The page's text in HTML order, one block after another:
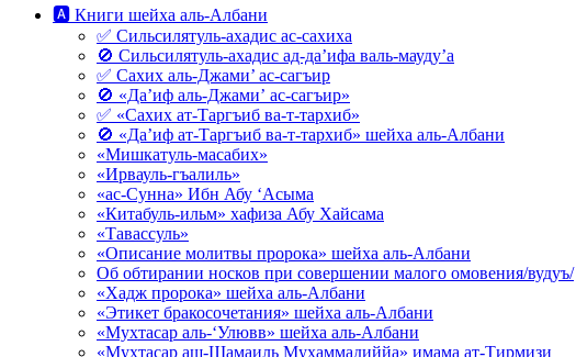
🅰 Книги шейха аль-Албани
✅ Сильсилятуль-ахадис ас-сахиха
🚫 Сильсилятуль-ахадис ад-да’ифа валь-мауду’а
✅ Сахих аль-Джами’ ас-сагъир
🚫 «Да’иф аль-Джами’ ас-сагъир»
✅ «Сахих ат-Таргъиб ва-т-тархиб»
🚫 «Да’иф ат-Таргъиб ва-т-тархиб» шейха аль-Албани
«Мишкатуль-масабих»
«Ирвауль-гъалиль»
«ас-Сунна» Ибн Абу ‘Асыма
«Китабуль-ильм» хафиза Абу Хайсама
«Тавассуль»
«Описание молитвы пророка» шейха аль-Албани
Об обтирании носков при совершении малого омовения/вудуъ/
«Хадж пророка» шейха аль-Албани
«Этикет бракосочетания» шейха аль-Албани
«Мухтасар аль-‘Улювв» шейха аль-Албани
«Мухтасар аш-Шамаиль Мухаммадиййа» имама ат-Тирмизи